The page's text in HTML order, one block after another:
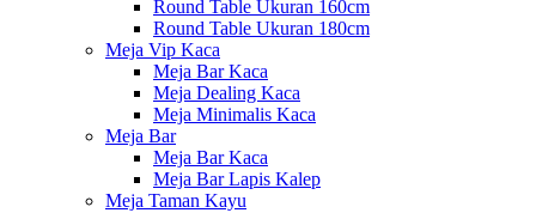
Round Table Ukuran 160cm
Round Table Ukuran 180cm
Meja Vip Kaca
Meja Bar Kaca
Meja Dealing Kaca
Meja Minimalis Kaca
Meja Bar
Meja Bar Kaca
Meja Bar Lapis Kalep
Meja Taman Kayu